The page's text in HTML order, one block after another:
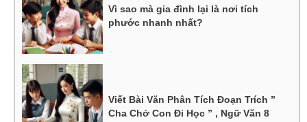
Vì sao mà gia đình lại là nơi tích
phước nhanh nhất?
Viết Bài Văn Phân Tích Đoạn Trích ”
Cha Chở Con Đi Học ” , Ngữ Văn 8